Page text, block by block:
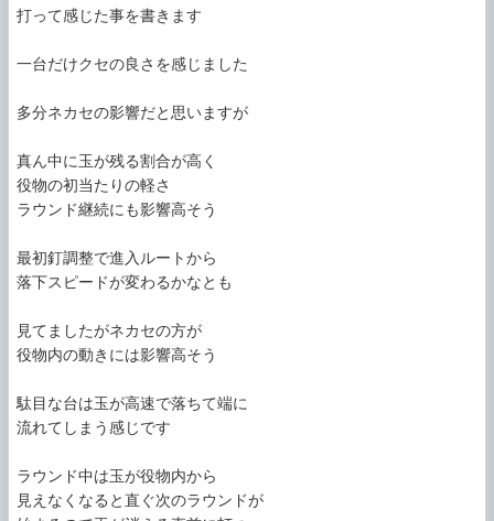
打って感じた事を書きます
一台だけクセの良さを感じました
多分ネカセの影響だと思いますが
真ん中に玉が残る割合が高く
役物の初当たりの軽さ
ラウンド継続にも影響高そう
最初釘調整で進入ルートから
落下スピードが変わるかなとも
見てましたがネカセの方が
役物内の動きには影響高そう
駄目な台は玉が高速で落ちて端に
流れてしまう感じです
ラウンド中は玉が役物内から
見えなくなると直ぐ次のラウンドが